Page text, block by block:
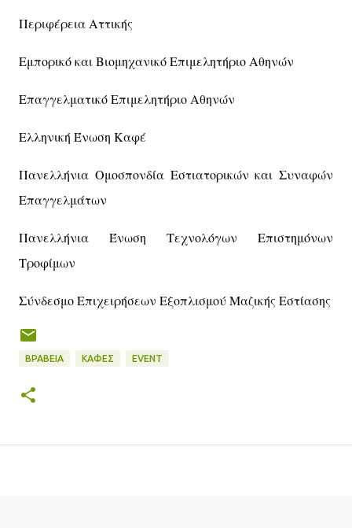
Περιφέρεια Αττικής
Εμπορικό και Βιομηχανικό Επιμελητήριο Αθηνών
Επαγγελματικό Επιμελητήριο Αθηνών
Ελληνική Ένωση Καφέ
Πανελλήνια Ομοσπονδία Εστιατορικών και Συναφών
Επαγγελμάτων
Πανελλήνια Ένωση Τεχνολόγων Επιστημόνων
Τροφίμων
Σύνδεσμο Επιχειρήσεων Εξοπλισμού Μαζικής Εστίασης
ΒΡΑΒΕΊΑ ΚΑΦΈΣ EVENT